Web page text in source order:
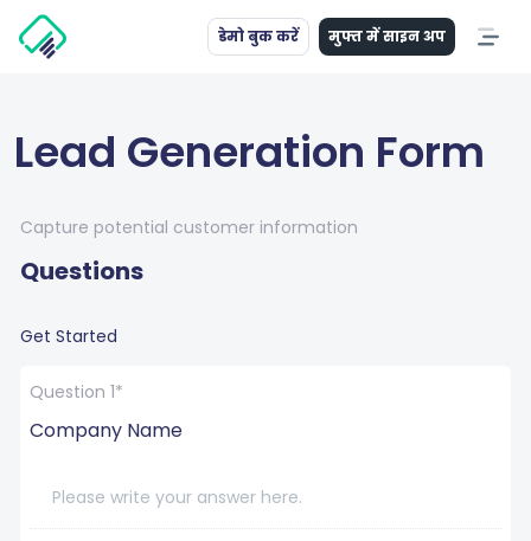
डेमो बुक करें मुफ्त में साइन अप
Lead Generation Form
Capture potential customer information
Questions
Get Started
Question 1*
Company Name